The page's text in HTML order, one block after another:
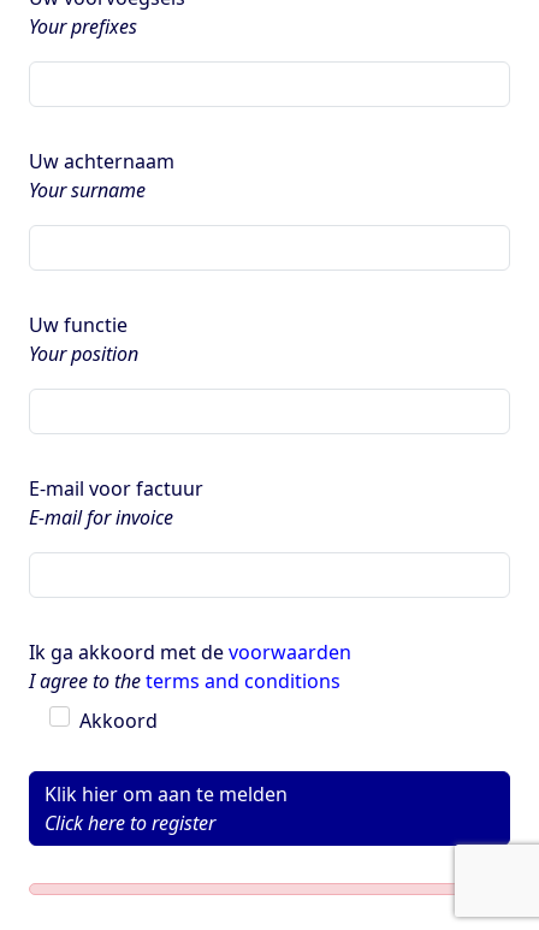
Your prefixes
Uw achternaam
Your surname
Uw functie
Your position
E-mail voor factuur
E-mail for invoice
Ik ga akkoord met devoorwaarden
I agree to theterms and conditions
Akkoord
Klik hier om aan te melden
Click here to register